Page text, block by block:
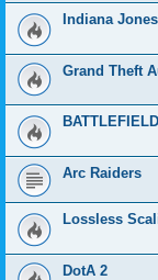
Indiana
Grand Theft
Arc Raiders
Lossless
DotA 2